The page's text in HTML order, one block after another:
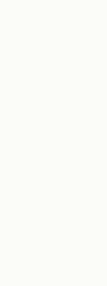
Cet
leur site
11 et 11ter rue